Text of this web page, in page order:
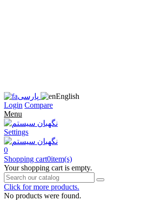
پارسی
English
Login Compare
Menu
Settings
0
Shopping cart0item(s)
Your shopping cart is empty.
Click for more products.
No products were found.